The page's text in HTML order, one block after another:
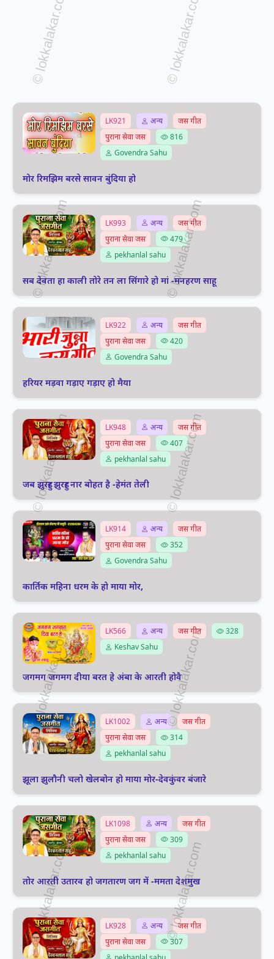
LK921 अन्य
जस गीत
पुराना सेवा जस
816
Govendra Sahu
मोर रिमझिम बरसे सावन बुंदिया हो
LK993 अन्य
जस गीत
पुराना सेवा जस
479
pekhanlal sahu
सब देवता हा काली तोरे तन ला सिंगारे हो मां -मनहरण साहू
LK922 अन्य
जस गीत
पुराना सेवा जस
420
Govendra Sahu
हरियर मड़वा गड़ाए गड़ाए हो मैया
LK948 अन्य
जस गीत
पुराना सेवा जस
407
pekhanlal sahu
जब झुरहुर झुरहुर नार बोहत है -हेमंत तेली
LK914 अन्य
जस गीत
पुराना सेवा जस
352
Govendra Sahu
कार्तिक महिना धरम के हो माया मोर,
LK566 अन्य जस गीत
328
Keshav Sahu
जगमग जगमग दीया बरत हे अंबा के आरती होवै
LK1002 अन्य
जस गीत
पुराना सेवा जस
314
pekhanlal sahu
झूला झुलौनी चलो खेलबोन हो माया मोर-देवकुंवर बंजारे
LK1098 अन्य
जस गीत
पुराना सेवा जस
309
pekhanlal sahu
तोर आरती उतारव हो जगतारण जग में -ममता देशमुख
LK928 अन्य
जस गीत
पुराना सेवा जस
307